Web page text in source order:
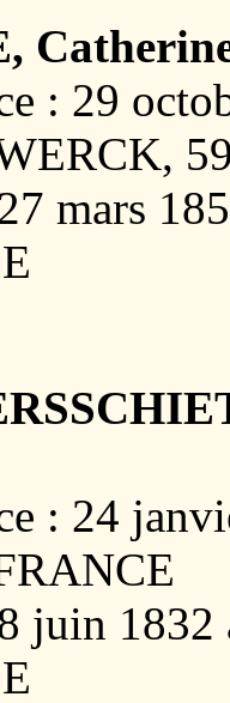
: 29
mars
: 24
juin